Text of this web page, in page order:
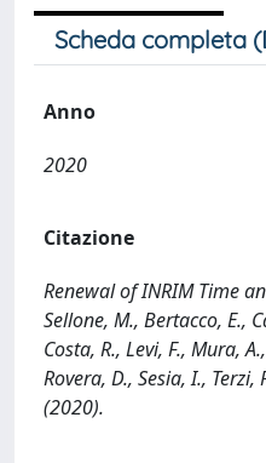
Scheda completa
Anno
2020
Citazione
Renewal of INRIM Time
Sellone, M., Bertacco, E.,
Costa, R., Levi, F., Mura,
Rovera, D., Sesia, I., Terzi,
(2020).